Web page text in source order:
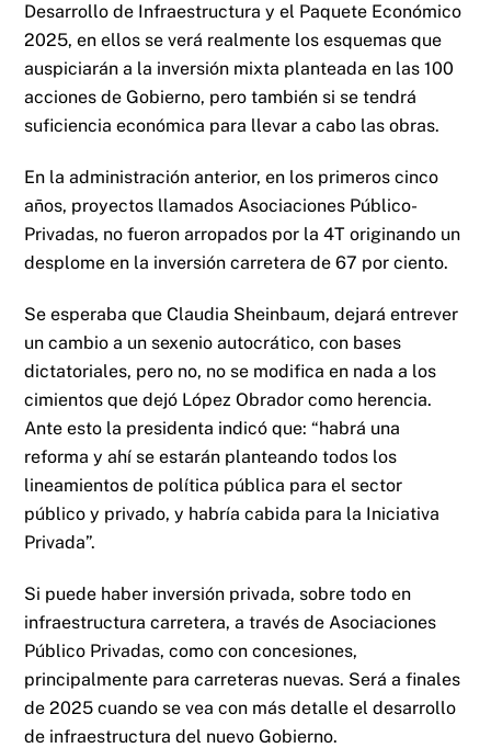
Desarrollo de Infraestructura y el Paquete Económico
2025, en ellos se verá realmente los esquemas que
auspiciarán a la inversión mixta planteada en las 100
acciones de Gobierno, pero también si se tendrá
suficiencia económica para llevar a cabo las obras.
En la administración anterior, en los primeros cinco
años, proyectos llamados Asociaciones Público-
Privadas, no fueron arropados por la 4T originando un
desplome en la inversión carretera de 67 por ciento.
Se esperaba que Claudia Sheinbaum, dejará entrever
un cambio a un sexenio autocrático, con bases
dictatoriales, pero no, no se modifica en nada a los
cimientos que dejó López Obrador como herencia.
Ante esto la presidenta indicó que: “habrá una
reforma y ahí se estarán planteando todos los
lineamientos de política pública para el sector
público y privado, y habría cabida para la Iniciativa
Privada”.
Si puede haber inversión privada, sobre todo en
infraestructura carretera, a través de Asociaciones
Público Privadas, como con concesiones,
principalmente para carreteras nuevas. Será a finales
de 2025 cuando se vea con más detalle el desarrollo
de infraestructura del nuevo Gobierno.